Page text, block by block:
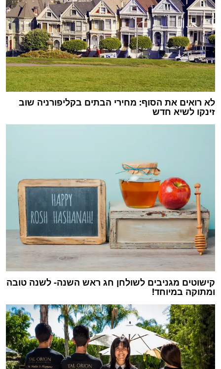
לא רואים את הסוף: מחירי הבתים בקליפורניה שוב
זינקו לשיא חדש
קישוטים מגניבים לשולחן חג ראש השנה- לשנה טובה
ומתוקה במיוחד!